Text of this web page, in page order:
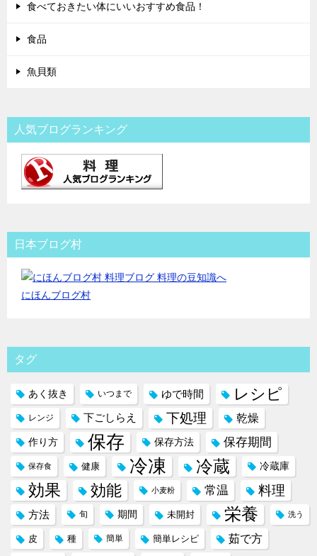
食べておきたい体にいいおすすめ食品！
食品
魚貝類
人気ブログランキング
日本ブログ村
にほんブログ村
タグ
あく抜き いつまで ゆで時間 レシピ
レンジ 下ごしらえ 下処理 乾燥
作り方 保存 保存方法 保存期間
保存食 健康 冷凍 冷蔵 冷蔵庫
効果 効能 小麦粉 常温 料理
方法 旬 期間 未開封 栄養 洗う
皮 種 簡単 簡単レシピ 茹で方